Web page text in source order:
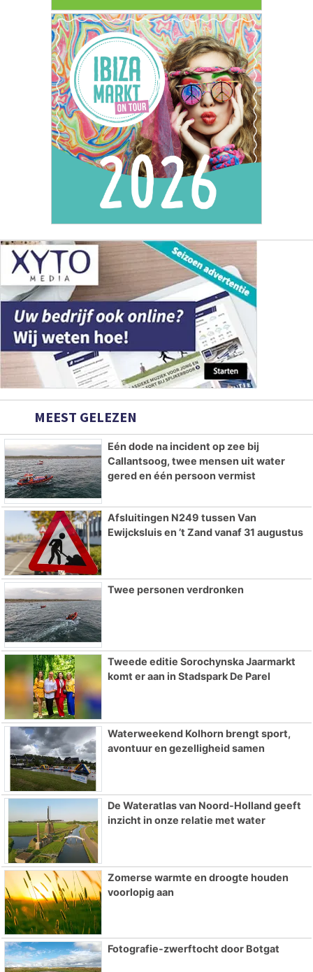
MEEST GELEZEN
Eén dode na incident op zee bij
Callantsoog, twee mensen uit water
gered en één persoon vermist
Afsluitingen N249 tussen Van
Ewijcksluis en ’t Zand vanaf 31 augustus
Twee personen verdronken
Tweede editie Sorochynska Jaarmarkt
komt er aan in Stadspark De Parel
Waterweekend Kolhorn brengt sport,
avontuur en gezelligheid samen
De Wateratlas van Noord-Holland geeft
inzicht in onze relatie met water
Zomerse warmte en droogte houden
voorlopig aan
Fotografie-zwerftocht door Botgat